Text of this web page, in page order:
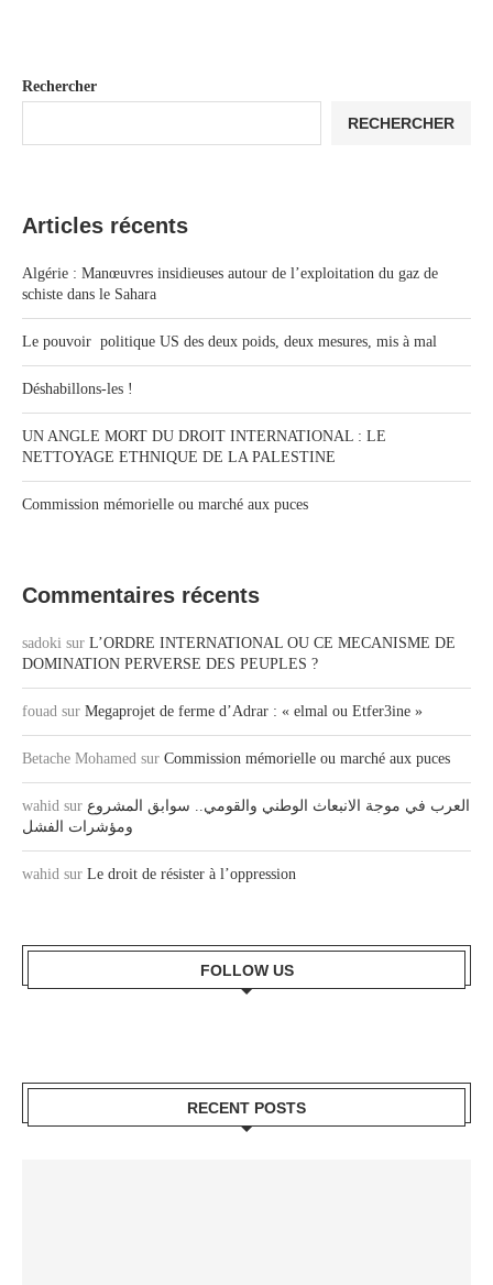
Rechercher
RECHERCHER
Articles récents
Algérie : Manœuvres insidieuses autour de l’exploitation du gaz de
schiste dans le Sahara
Le pouvoir politique US des deux poids, deux mesures, mis à mal
Déshabillons-les !
UN ANGLE MORT DU DROIT INTERNATIONAL : LE
NETTOYAGE ETHNIQUE DE LA PALESTINE
Commission mémorielle ou marché aux puces
Commentaires récents
sadoki sur L’ORDRE INTERNATIONAL OU CE MECANISME DE
DOMINATION PERVERSE DES PEUPLES ?
fouad sur Megaprojet de ferme d’Adrar : « elmal ou Etfer3ine »
Betache Mohamed sur Commission mémorielle ou marché aux puces
wahid sur العرب في موجة الانبعاث الوطني والقومي.. سوابق المشروع
ومؤشرات الفشل
wahid sur Le droit de résister à l’oppression
FOLLOW US
RECENT POSTS